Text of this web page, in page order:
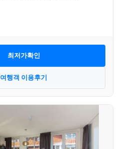
최저가확인
여행객 이용후기